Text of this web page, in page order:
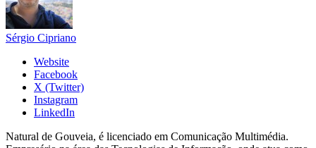
Sérgio Cipriano
Website
Facebook
X (Twitter)
Instagram
LinkedIn
Natural de Gouveia, é licenciado em Comunicação Multimédia.